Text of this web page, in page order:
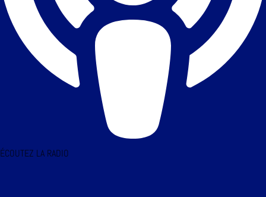
ÉCOUTEZ LA RADIO